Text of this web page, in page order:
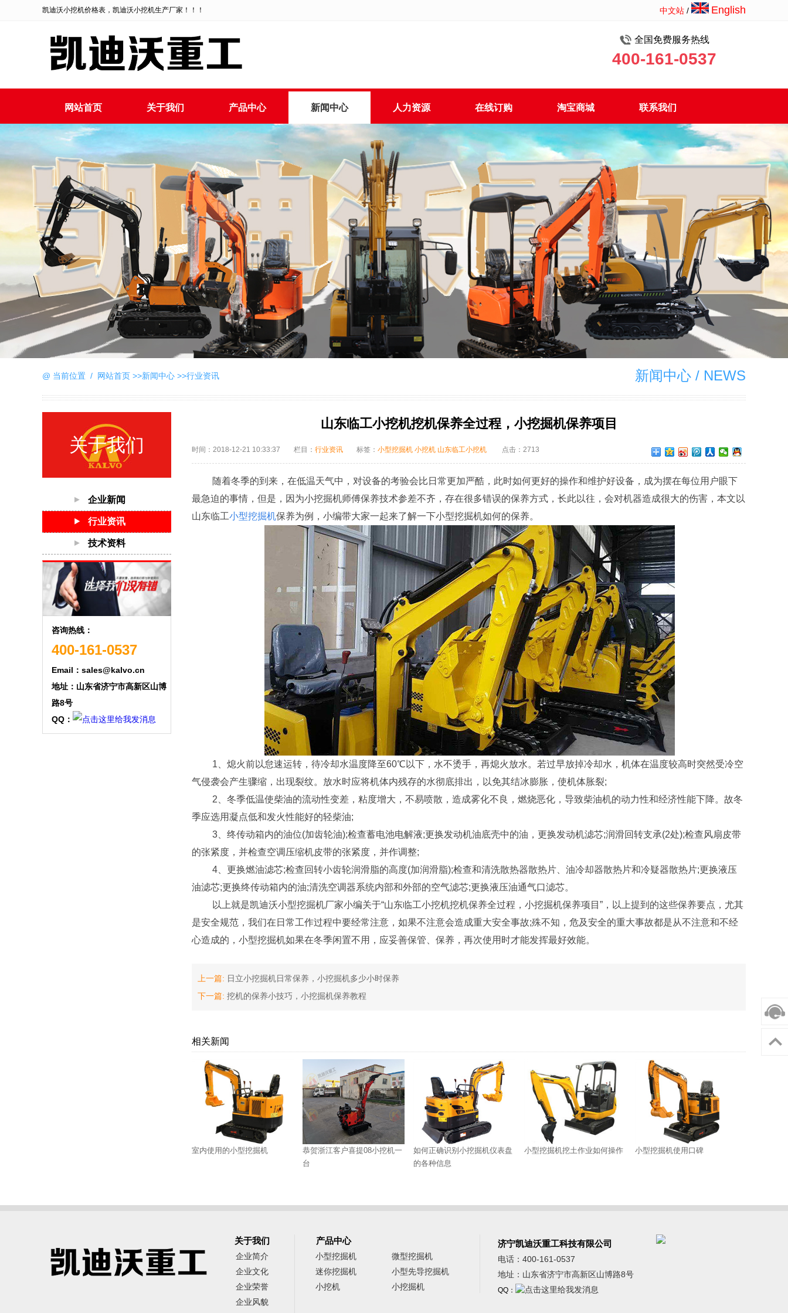
凯迪沃小挖机价格表，凯迪沃小挖机生产厂家！！！ 中文站 / English
全国免费服务热线
400-161-0537
网站首页 关于我们 产品中心 新闻中心 人力资源 在线订购 淘宝商城 联系我们
@ 当前位置 / 网站首页 >>新闻中心 >>行业资讯 新闻中心 / NEWS
关于我们
企业新闻
行业资讯
技术资料
咨询热线：
400-161-0537
Email：sales@kalvo.cn
地址：山东省济宁市高新区山博
路8号
QQ：
山东临工小挖机挖机保养全过程，小挖掘机保养项目
时间：2018-12-21 10:33:37 栏目： 行业资讯 标签： 小型挖掘机 小挖机 山东临工小挖机 点击：2713
随着冬季的到来，在低温天气中，对设备的考验会比日常更加严酷，此时如何更好的操作和维护好设备，成为摆在每位用户眼下
最急迫的事情，但是，因为小挖掘机师傅保养技术参差不齐，存在很多错误的保养方式，长此以往，会对机器造成很大的伤害，本文以
山东临工小型挖掘机保养为例，小编带大家一起来了解一下小型挖掘机如何的保养。
1、熄火前以怠速运转，待冷却水温度降至60℃以下，水不烫手，再熄火放水。若过早放掉冷却水，机体在温度较高时突然受冷空
气侵袭会产生骤缩，出现裂纹。放水时应将机体内残存的水彻底排出，以免其结冰膨胀，使机体胀裂;
2、冬季低温使柴油的流动性变差，粘度增大，不易喷散，造成雾化不良，燃烧恶化，导致柴油机的动力性和经济性能下降。故冬
季应选用凝点低和发火性能好的轻柴油;
3、终传动箱内的油位(加齿轮油);检查蓄电池电解液;更换发动机油底壳中的油，更换发动机滤芯;润滑回转支承(2处);检查风扇皮带
的张紧度，并检查空调压缩机皮带的张紧度，并作调整;
4、更换燃油滤芯;检查回转小齿轮润滑脂的高度(加润滑脂);检查和清洗散热器散热片、油冷却器散热片和冷疑器散热片;更换液压
油滤芯;更换终传动箱内的油;清洗空调器系统内部和外部的空气滤芯;更换液压油通气口滤芯。
以上就是凯迪沃小型挖掘机厂家小编关于“山东临工小挖机挖机保养全过程，小挖掘机保养项目”，以上提到的这些保养要点，尤其
是安全规范，我们在日常工作过程中要经常注意，如果不注意会造成重大安全事故;殊不知，危及安全的重大事故都是从不注意和不经
心造成的，小型挖掘机如果在冬季闲置不用，应妥善保管、保养，再次使用时才能发挥最好效能。
上一篇: 日立小挖掘机日常保养，小挖掘机多少小时保养
下一篇: 挖机的保养小技巧，小挖掘机保养教程
相关新闻
室内使用的小型挖掘机
恭贺浙江客户喜提08小挖机一
台
如何正确识别小挖掘机仪表盘
的各种信息
小型挖掘机挖土作业如何操作 小型挖掘机使用口碑
关于我们
企业简介
企业文化
企业荣誉
企业风貌
产品中心
小型挖掘机
微型挖掘机
迷你挖掘机
小型先导挖掘机
小挖机
小挖掘机
济宁凯迪沃重工科技有限公司
电话：400-161-0537
地址：山东省济宁市高新区山博路8号
QQ：